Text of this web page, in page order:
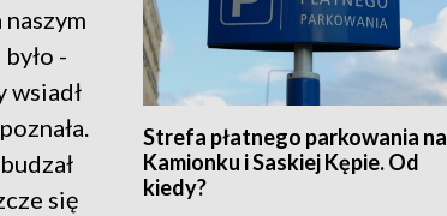
Strefa płatnego parkowania na
Kamionku i Saskiej Kępie. Od
kiedy?
naszym
-
wsiadł
się